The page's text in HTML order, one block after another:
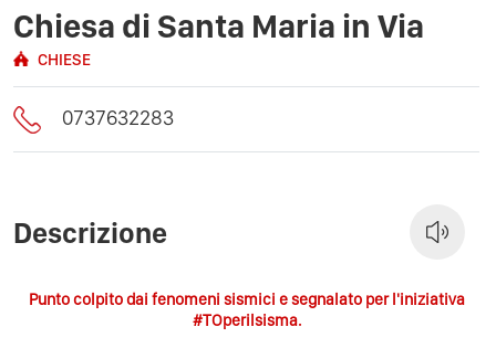
Chiesa di Santa Maria in Via
CHIESE
0737632283
Descrizione
Punto colpito dai fenomeni sismici e segnalato per l'iniziativa
#TOperilsisma.